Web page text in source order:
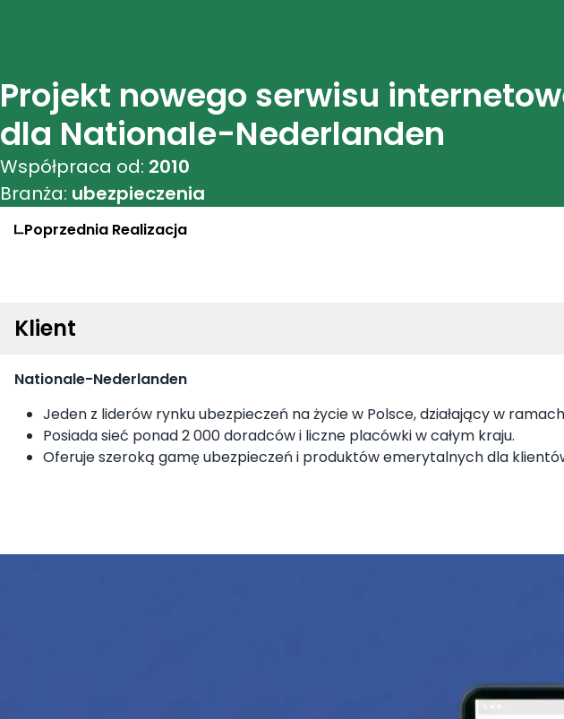
Projekt nowego serwisu
dla Nationale-Nederlanden
Współpraca od: 2010
Branża: ubezpieczenia
Poprzednia Realizacja
Klient
Nationale-Nederlanden
Jeden z liderów rynku ubezpieczeń na życie w Polsce, działający w
Posiada sieć ponad 2 000 doradców i liczne placówki w całym kraju.
Oferuje szeroką gamę ubezpieczeń i produktów emerytalnych dla